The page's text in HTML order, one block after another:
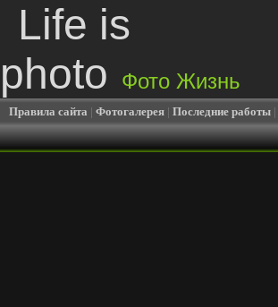
Life is
photo
Фото Жизнь
Правила сайта | Фотогалерея | Последние работы |